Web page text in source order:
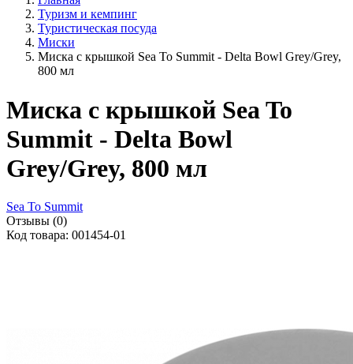
Туризм и кемпинг
Туристическая посуда
Миски
Миска с крышкой Sea To Summit - Delta Bowl Grey/Grey,
800 мл
Миска с крышкой Sea To
Summit - Delta Bowl
Grey/Grey, 800 мл
Sea To Summit
Отзывы (0)
Код товара: 001454-01